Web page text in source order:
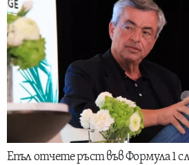
Епъл отчете ръст във Формула 1